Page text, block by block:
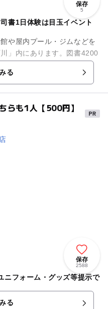
保存
5
書1日体験は目玉イベント
や屋内プール・ジムなどを
」内にあります。図書4200
くさんの地域住民に利用さ
る
らも1人【500円】
保存
2588
ニフォーム・グッズ等提示で
る